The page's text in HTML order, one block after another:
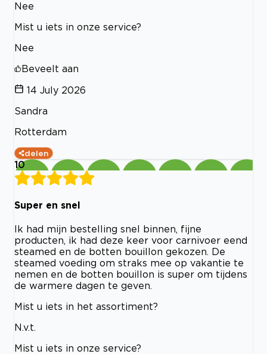
Nee
Mist u iets in onze service?
Nee
Beveelt aan
14 July 2026
Sandra
Rotterdam
delen
10
Super en snel
Ik had mijn bestelling snel binnen, fijne
producten, ik had deze keer voor carnivoer eend
steamed en de botten bouillon gekozen. De
steamed voeding om straks mee op vakantie te
nemen en de botten bouillon is super om tijdens
de warmere dagen te geven.
Mist u iets in het assortiment?
N.v.t.
Mist u iets in onze service?